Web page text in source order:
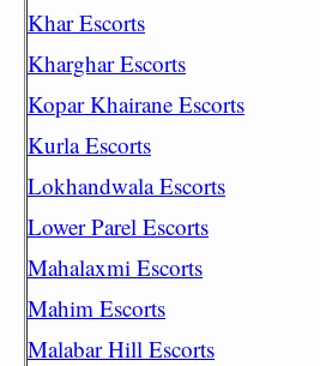
Khar Escorts
Kharghar Escorts
Kopar Khairane Escorts
Kurla Escorts
Lokhandwala Escorts
Lower Parel Escorts
Mahalaxmi Escorts
Mahim Escorts
Malabar Hill Escorts